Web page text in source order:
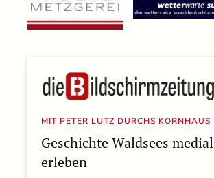
MIT PETER LUTZ DURCHS KORNHAUS
Geschichte Waldsees medial
erleben